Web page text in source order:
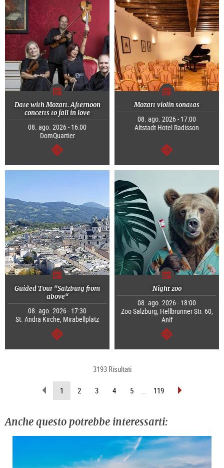
Date with Mozart. Afternoon
concerts to fall in love
08. ago. 2026 - 16:00
DomQuartier
segue
Mozart violin sonatas
08. ago. 2026 - 17:00
Altstadt Hotel Radisson
segue
Guided Tour "Salzburg from
above“
08. ago. 2026 - 17:30
St. Ändrä Kirche, Mirabellplatz
segue
Night zoo
08. ago. 2026 - 18:00
Zoo Salzburg, Hellbrunner Str. 60,
Anif
segue
3193 Risultati
sfoglia
indietro
1 (pagina
attuale)
2 3 4 5 ... 119 sfoglia
Anche questo potrebbe interessarti: